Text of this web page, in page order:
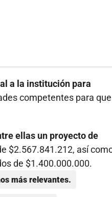
a la institución para
competentes para
ellas un proyecto de
$2.567.841.212, así
de $1.400.000.000.
más relevantes.